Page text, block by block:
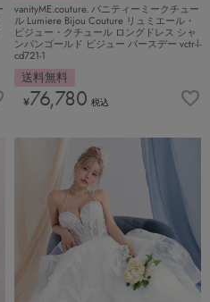
vanityME.couture. バニティーミークチュー
ル Lumiere Bijou Couture リュミエール・
ビジュー・クチュール ロングドレス シャ
ンパンゴールド ビジュー バースデー vctr-l-
cd721-1
送料無料
¥76,780 税込